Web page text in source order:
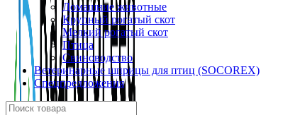
Домашние животные
Крупный рогатый скот
Мелкий рогатый скот
Птица
Свиноводство
Ветеринарные шприцы для птиц (SOCOREX)
Спецпредложения